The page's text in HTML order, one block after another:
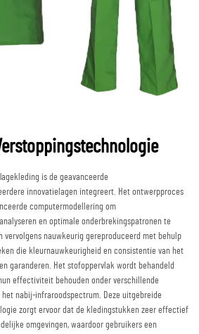
is de geavanceerde
innovatielagen integreert. Het ontwerpproces
computermodellering om
en optimale onderbrekingspatronen te
vervolgens nauwkeurig gereproduceerd met behulp
die kleurnauwkeurigheid en consistentie van het
garanderen. Het stofoppervlak wordt behandeld
effectiviteit behouden onder verschillende
nabij-infraroodspectrum. Deze uitgebreide
zorgt ervoor dat de kledingstukken zeer effectief
omgevingen, waardoor gebruikers een